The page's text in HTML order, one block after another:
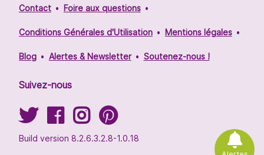
Contact Foire aux questions
Conditions Générales d'Utilisation Mentions légales
Blog Alertes & Newsletter Soutenez-nous !
Suivez-nous
Build version 8.2.6.3.2.8-1.0.18